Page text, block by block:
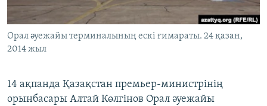
Басқа тілдерде
Орал әуежайы терминалының ескі ғимараты. 24 қазан,
2014 жыл
14 ақпанда Қазақстан премьер-министрінің
орынбасары Алтай Көлгінов Орал әуежайы